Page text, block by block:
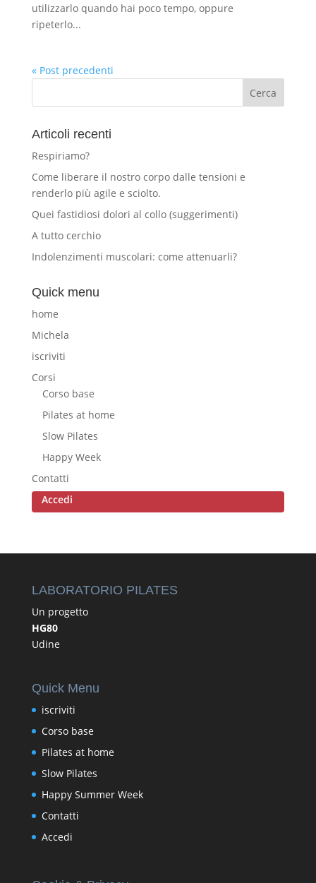
utilizzarlo quando hai poco tempo, oppure
ripeterlo...
« Post precedenti
Articoli recenti
Respiriamo?
Come liberare il nostro corpo dalle tensioni e
renderlo più agile e sciolto.
Quei fastidiosi dolori al collo (suggerimenti)
A tutto cerchio
Indolenzimenti muscolari: come attenuarli?
Quick menu
home
Michela
iscriviti
Corsi
Corso base
Pilates at home
Slow Pilates
Happy Week
Contatti
Accedi
LABORATORIO PILATES
Un progetto
HG80
Udine
Quick Menu
iscriviti
Corso base
Pilates at home
Slow Pilates
Happy Summer Week
Contatti
Accedi